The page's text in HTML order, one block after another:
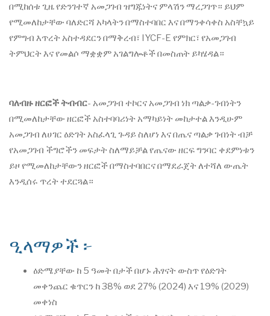
በሚከሰቱ ጊዜ የድንገተኛ አመጋገብ ዝግጁነትና ምላሽን ማረጋገጥ። ይህም
የሚመለከታቸው ባለድርሻ አካላትን በማስተባበር እና በማንቀሳቀስ አስቸኳይ
የምግብ እጥረት አስተዳደርን በማቅረብ፣ IYCF-E የምክር፣ የአመጋገብ
ትምህርት እና የመልሶ ማቋቋም አገልግሎቶች በመስጠት ይካሄዳል።
ባለብዙ ዘርፎች ትብብር- አመጋገብ ተኮርና አመጋገብ ነክ ጣልቃ-ገብነትን
በሚመለከታቸው ዘርፎች አስተባባሪነት አማካይነት መከታተል እንዲሁም
አመጋገብ ለሀገር ዕድገት አስፈላጊ ጉዳይ ስለሆነ እና በጤና ጣልቃ ገብነት ብቻ
የአመጋገብ ችግሮችን መፍታት ስለማይቻል የጤናው ዘርፍ ግንባር ቀደምነቱን
ይዞ የሚመለከታቸውን ዘርፎች በማስተባበርና በማደራጀት ለተሻለ ውጤት
እንዲሰሩ ጥረት ተደርጓል።
ዒላማዎች ፦
ዕድሜያቸው ከ 5 ዓመት በታች በሆኑ ሕፃናት ውስጥ የዕድገት
መቀንጨር ቁጥርን ከ 38% ወደ 27% (2024) እና 19% (2029)
መቀነስ